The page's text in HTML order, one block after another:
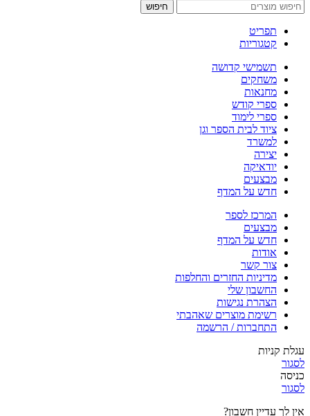
חיפוש
תפריט
קטגוריות
תשמישי קדושה
משחקים
מחנאות
ספרי קודש
ספרי לימוד
ציוד לבית הספר וגן
למשרד
יצירה
יודאיקה
מבצעים
חדש על המדף
המרכז לספר
מבצעים
חדש על המדף
אודות
צור קשר
מדיניות החזרים והחלפות
החשבון שלי
הצהרת נגישות
רשימת מוצרים שאהבתי
התחברות / הרשמה
עגלת קניות
לסגור
כניסה
לסגור
אין לך עדיין חשבון?